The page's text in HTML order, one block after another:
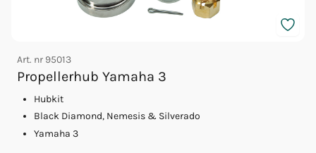
Art. nr 95013
Propellerhub Yamaha 3
Hubkit
Black Diamond, Nemesis & Silverado
Yamaha 3